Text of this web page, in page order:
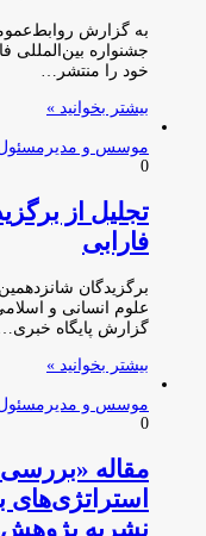
به گزارش
جشنواره بین‌المللی
خود را منتشر…
بیشتر بخوانید »
موسس و مدیرمسئول:
0
تجلیل از
فارابی
برگزیدگان
علوم انسانی و
گزارش پایگاه
بیشتر بخوانید »
موسس و مدیرمسئول:
0
مقاله «بررسی
استراتژی‌های
نشریه